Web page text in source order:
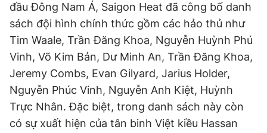
đầu Đông Nam Á, Saigon Heat đã công bố danh
sách đội hình chính thức gồm các hảo thủ như
Tim Waale, Trần Đăng Khoa, Nguyễn Huỳnh Phú
Vinh, Võ Kim Bản, Dư Minh An, Trần Đăng Khoa,
Jeremy Combs, Evan Gilyard, Jarius Holder,
Nguyễn Phúc Vinh, Nguyễn Anh Kiệt, Huỳnh
Trực Nhân. Đặc biệt, trong danh sách này còn
có sự xuất hiện của tân binh Việt kiều Hassan